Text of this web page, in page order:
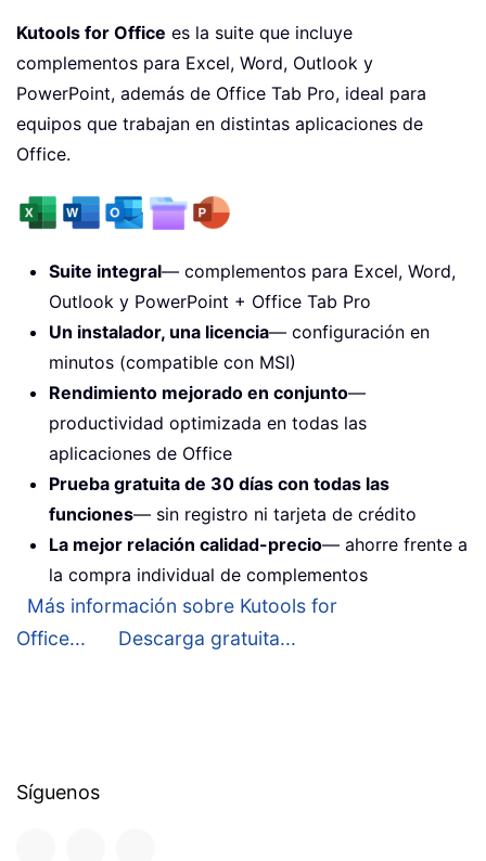
Kutools for Office es la suite que incluye
complementos para Excel, Word, Outlook y
PowerPoint, además de Office Tab Pro, ideal para
equipos que trabajan en distintas aplicaciones de
Office.
Suite integral— complementos para Excel, Word,
Outlook y PowerPoint + Office Tab Pro
Un instalador, una licencia— configuración en
minutos (compatible con MSI)
Rendimiento mejorado en conjunto—
productividad optimizada en todas las
aplicaciones de Office
Prueba gratuita de 30 días con todas las
funciones— sin registro ni tarjeta de crédito
La mejor relación calidad-precio— ahorre frente a
la compra individual de complementos
Más información sobre Kutools for
Office...
Descarga gratuita...
Síguenos